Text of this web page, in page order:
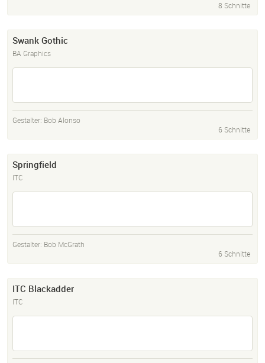
8 Schnitte
Swank Gothic
BA Graphics
Gestalter: Bob Alonso
6 Schnitte
Springfield
ITC
Gestalter: Bob McGrath
6 Schnitte
ITC Blackadder
ITC